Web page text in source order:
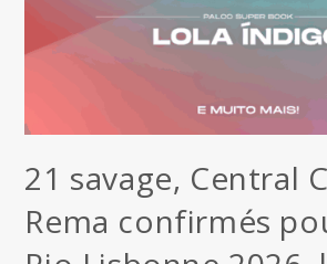
21 savage, Central
Rema confirmés